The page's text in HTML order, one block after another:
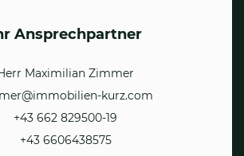
Ansprechpartner
Maximilian Zimmer
kurz.com
+43 662 829500-19
+43 6606438575